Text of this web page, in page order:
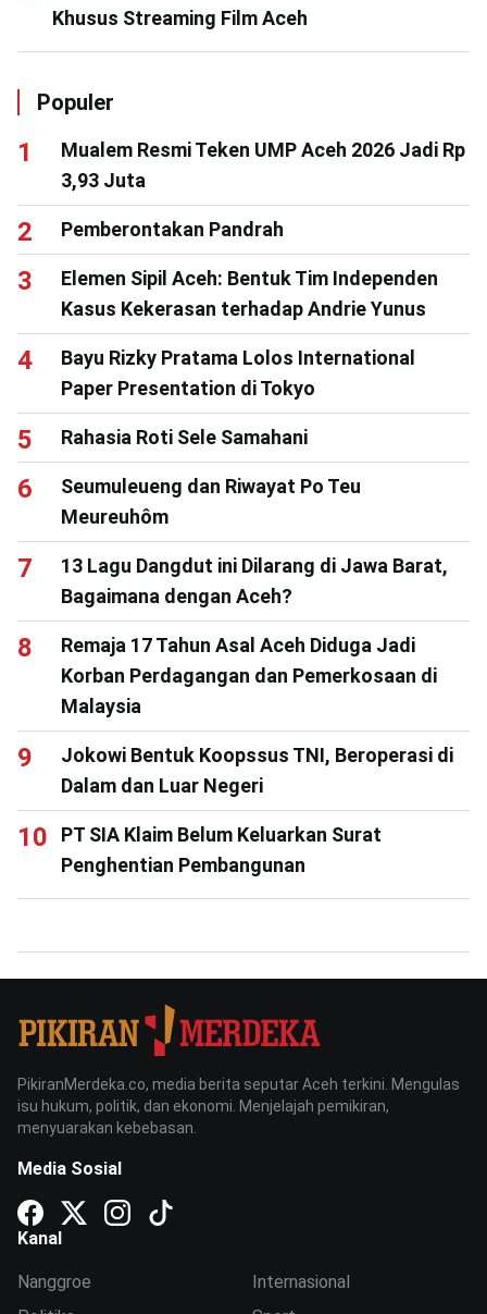
Khusus Streaming Film Aceh
Populer
Mualem Resmi Teken UMP Aceh 2026 Jadi Rp
3,93 Juta
Pemberontakan Pandrah
Elemen Sipil Aceh: Bentuk Tim Independen
Kasus Kekerasan terhadap Andrie Yunus
Bayu Rizky Pratama Lolos International
Paper Presentation di Tokyo
Rahasia Roti Sele Samahani
Seumuleueng dan Riwayat Po Teu
Meureuhôm
13 Lagu Dangdut ini Dilarang di Jawa Barat,
Bagaimana dengan Aceh?
Remaja 17 Tahun Asal Aceh Diduga Jadi
Korban Perdagangan dan Pemerkosaan di
Malaysia
Jokowi Bentuk Koopssus TNI, Beroperasi di
Dalam dan Luar Negeri
PT SIA Klaim Belum Keluarkan Surat
Penghentian Pembangunan
PikiranMerdeka.co, media berita seputar Aceh terkini. Mengulas
isu hukum, politik, dan ekonomi. Menjelajah pemikiran,
menyuarakan kebebasan.
Media Sosial
Kanal
Nanggroe
Internasional